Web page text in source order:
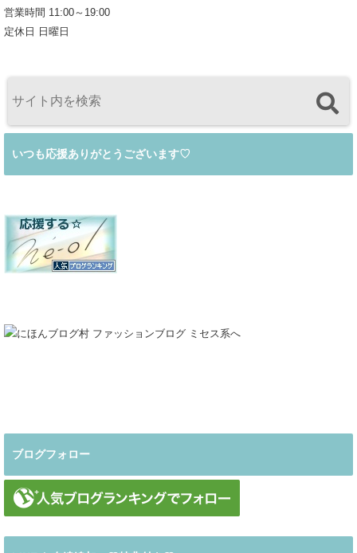
営業時間 11:00～19:00
定休日 日曜日
いつも応援ありがとうございます♡
ブログフォロー